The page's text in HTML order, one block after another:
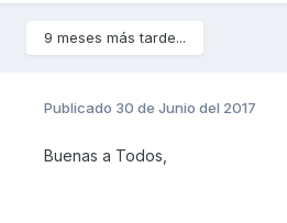
9 meses más tarde...
Publicado 30 de Junio del 2017
Buenas a Todos,